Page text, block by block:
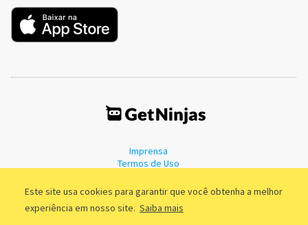
Este site usa cookies para garantir que você obtenha a melhor
experiência em nosso site. Saiba mais
Imprensa
Termos de Uso